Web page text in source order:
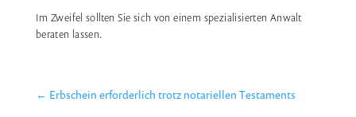
Im Zweifel sollten Sie sich von einem spezialisierten Anwalt
beraten lassen.
← Erbschein erforderlich trotz notariellen Testaments